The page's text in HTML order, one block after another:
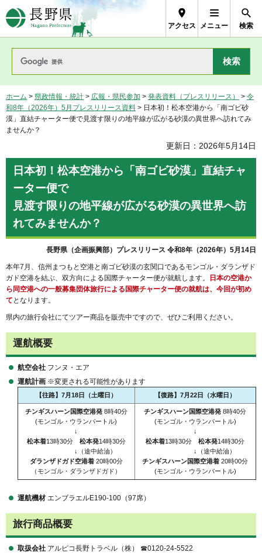
長野県Nagano Prefecture
アクセス メニュー 検索
ホーム > 県政情報・統計 > 広報・県民参加 > 発表資料（プレスリリース） > 令
和8年（2026年）5月プレスリリース資料 > 日本初！松本空港から「南ゴビ砂
漠」直結チャーター便で見渡す限りの地平線が広がる砂漠の異世界へ訪れてみ
ませんか？
更新日：2026年5月14日
日本初！松本空港から「南ゴビ砂漠」直結チャ
ーター便で
見渡す限りの地平線が広がる砂漠の異世界へ訪
れてみませんか？
長野県（企画振興部）プレスリリース 令和8年（2026年）5月14日
本年7月、信州まつもと空港と南ゴビ砂漠の玄関口であるモンゴル・ダランザド
ガド空港を結ぶ、双方向による国際チャーター便が就航します。
日本の空港か
ら同空港への一般募集団体旅行による国際チャーター便の就航は、今回が初め
て となります。
県内の旅行会社にてツアー商品を販売中ですので、ぜひご利用ください。
運航概要
航空会社フンヌ・エア
運航計画※変更される可能性があります
【往路】7月18日（土曜日） 【復路】7月22日（水曜日）
チンギスハーン国際空港発8時40分
(モンゴル・ウランバートル)
↓
松本着13時30分 松本発14時30分
↓（途中給油）
ダランザドガド空港着20時00分
（モンゴル・ダランザドガド）
チンギスハーン国際空港発 8時40分
(モンゴル・ウランバートル)
↓
松本着13時30分松本発14時30分
↓（途中給油）
チンギスハーン国際空港着 20時00分
(モンゴル・ウランバートル)
運航機材エンブラエルE190-100（97席）
旅行商品概要
取扱会社アルピコ長野トラベル（株） ☎0120-24-5522